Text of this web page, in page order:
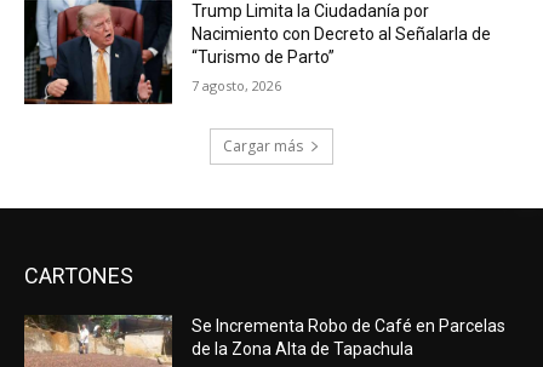
Trump Limita la Ciudadanía por
Nacimiento con Decreto al Señalarla de
“Turismo de Parto”
7 agosto, 2026
Cargar más
CARTONES
Se Incrementa Robo de Café en Parcelas
de la Zona Alta de Tapachula